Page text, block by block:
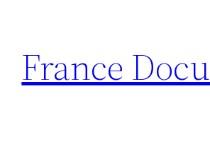
contenu
France Docu